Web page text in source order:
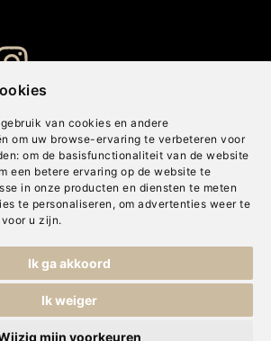
van cookies en andere
om uw browse-ervaring te verbeteren voor
om de basisfunctionaliteit van de website
een betere ervaring op de website te
in onze producten en diensten te meten
te personaliseren , om advertenties weer te
u zijn.
Ik ga akkoord
Ik weiger
mijn voorkeuren
Cookies